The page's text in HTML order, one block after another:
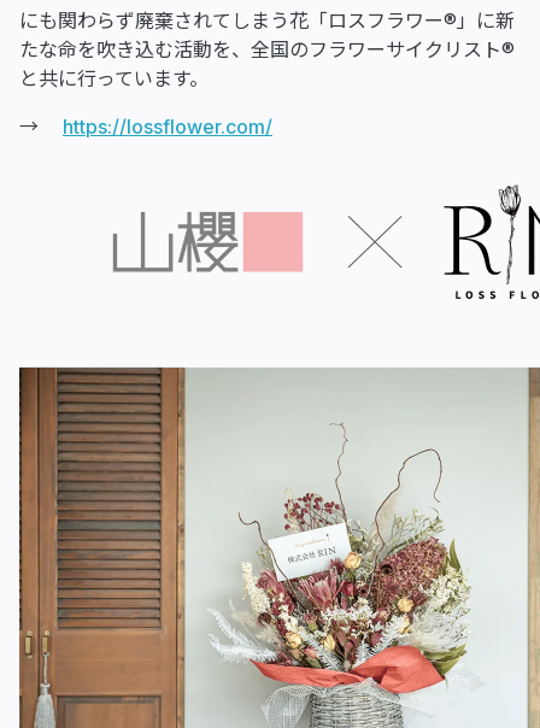
にも関わらず廃棄されてしまう花「ロスフラワー®」に新
たな命を吹き込む活動を、全国のフラワーサイクリスト®
と共に行っています。
→ https://lossflower.com/